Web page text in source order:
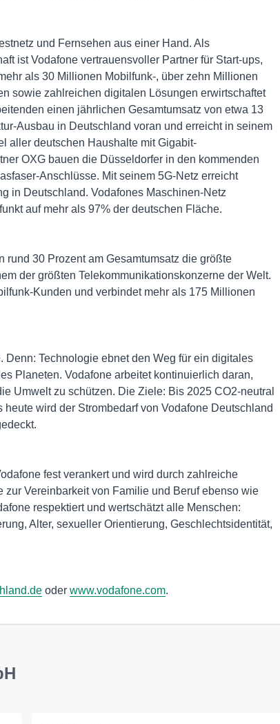
und Fernsehen aus einer Hand. Als
ist Vodafone vertrauensvoller Partner für Start-ups,
als 30 Millionen Mobilfunk-, über zehn Millionen
sowie zahlreichen digitalen Lösungen erwirtschaftet
einen jährlichen Gesamtumsatz von etwa 13
Ausbau in Deutschland voran und erreicht in seinem
aller deutschen Haushalte mit Gigabit-
OXG bauen die Düsseldorfer in den kommenden
Anschlüsse. Mit seinem 5G-Netz erreicht
in Deutschland. Vodafones Maschinen-Netz
auf mehr als 97% der deutschen Fläche.
30 Prozent am Gesamtumsatz die größte
der größten Telekommunikationskonzerne der Welt.
Kunden und verbindet mehr als 175 Millionen
Technologie ebnet den Weg für ein digitales
Planeten. Vodafone arbeitet kontinuierlich daran,
Umwelt zu schützen. Die Ziele: Bis 2025 CO2-neutral
wird der Strombedarf von Vodafone Deutschland
fest verankert und wird durch zahlreiche
zur Vereinbarkeit von Familie und Beruf ebenso wie
respektiert und wertschätzt alle Menschen:
Alter, sexueller Orientierung, Geschlechtsidentität,
oder www.vodafone.com.